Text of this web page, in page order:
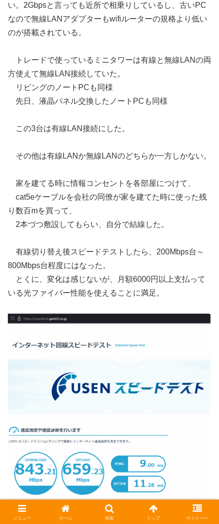
い。2Gbpsと言っても近所で相乗りしているし、古いPC
なので無線LANアダプターもwifiルーターの規格より低い
のが搭載されている。
トレードで使っているミニタワーは有線と無線LANの両
方使えて無線LAN接続していた。
リビングのノートPCも同様
先日、液晶パネル交換したノートPCも同様
この3台は有線LAN接続にした。
その他は有線LANか無線LANのどちらか一方しかない。
家を建てる時に情報コンセントを各部屋につけて、
cat5eケーブルを会社の同僚が家を建てた時に使った残
り数百mを買って、
2本づつ敷設してもらい、自分で結線した。
有線切り替え後スピードテストしたら、200Mbps台～
800Mbps台程度にはなった。
とくに、変化は感じないが、月額6000円以上支払って
いる光ファイバー性能を使えることに満足。
メニュー ホーム 検索 トップ サイドバー